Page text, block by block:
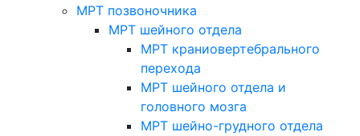
МРТ позвоночника
МРТ шейного отдела
МРТ краниовертебрального
перехода
МРТ шейного отдела и
головного мозга
МРТ шейно-грудного отдела